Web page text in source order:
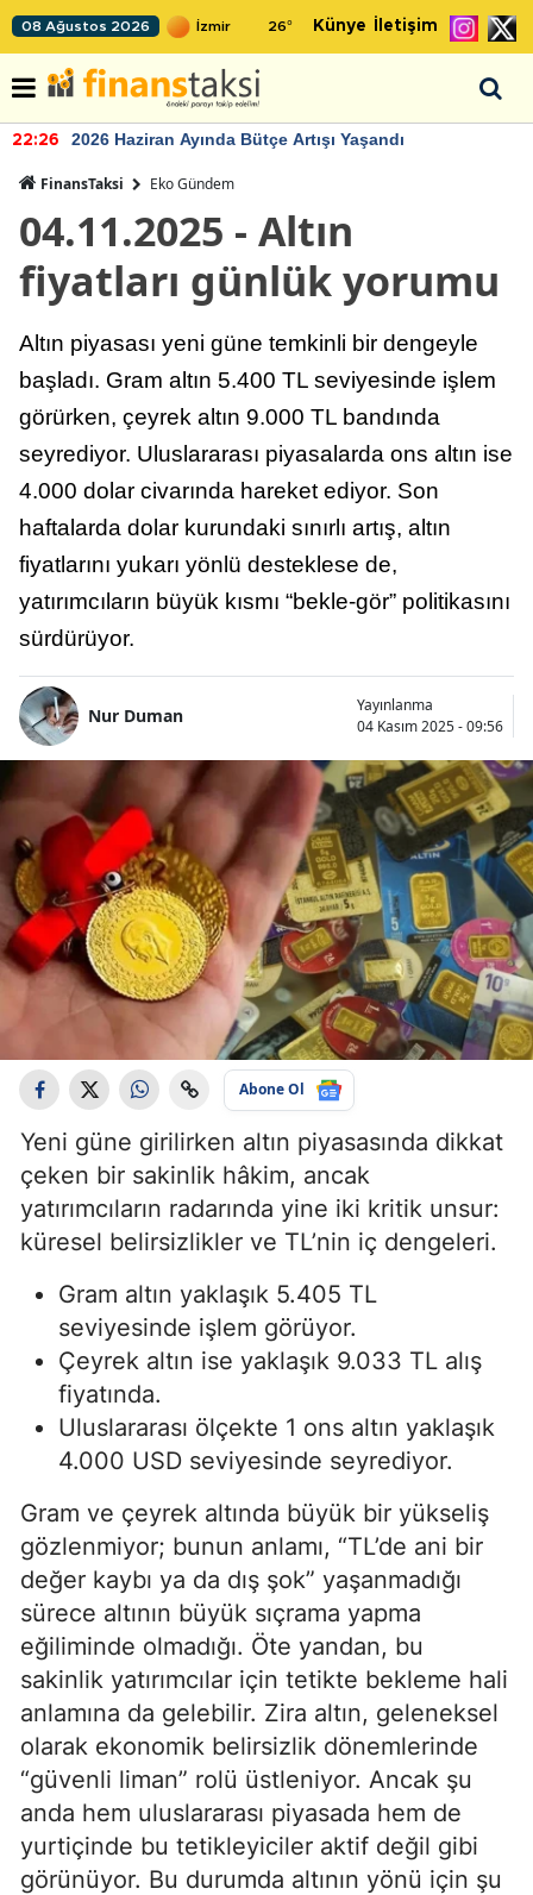
08 Ağustos 2026 26° Künye İletişim
22:26 2026 Haziran Ayında Bütçe Artışı Yaşandı
FinansTaksi Eko Gündem
04.11.2025 - Altın
fiyatları günlük yorumu
Altın piyasası yeni güne temkinli bir dengeyle
başladı. Gram altın 5.400 TL seviyesinde işlem
görürken, çeyrek altın 9.000 TL bandında
seyrediyor. Uluslararası piyasalarda ons altın ise
4.000 dolar civarında hareket ediyor. Son
haftalarda dolar kurundaki sınırlı artış, altın
fiyatlarını yukarı yönlü desteklese de,
yatırımcıların büyük kısmı “bekle-gör” politikasını
sürdürüyor.
Nur Duman
Yayınlanma
04 Kasım 2025 - 09:56
Abone Ol
Yeni güne girilirken altın piyasasında dikkat
çeken bir sakinlik hâkim, ancak
yatırımcıların radarında yine iki kritik unsur:
küresel belirsizlikler ve TL’nin iç dengeleri.
Gram altın yaklaşık 5.405 TL
seviyesinde işlem görüyor.
Çeyrek altın ise yaklaşık 9.033 TL alış
fiyatında.
Uluslararası ölçekte 1 ons altın yaklaşık
4.000 USD seviyesinde seyrediyor.
Gram ve çeyrek altında büyük bir yükseliş
gözlenmiyor; bunun anlamı, “TL’de ani bir
değer kaybı ya da dış şok” yaşanmadığı
sürece altının büyük sıçrama yapma
eğiliminde olmadığı. Öte yandan, bu
sakinlik yatırımcılar için tetikte bekleme hali
anlamına da gelebilir. Zira altın, geleneksel
olarak ekonomik belirsizlik dönemlerinde
“güvenli liman” rolü üstleniyor. Ancak şu
anda hem uluslararası piyasada hem de
yurtiçinde bu tetikleyiciler aktif değil gibi
görünüyor. Bu durumda altının yönü için şu